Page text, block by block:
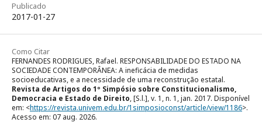
Publicado
2017-01-27
Como Citar
FERNANDES RODRIGUES, Rafael. RESPONSABILIDADE DO ESTADO NA
SOCIEDADE CONTEMPORÂNEA: A ineficácia de medidas
socioeducativas, e a necessidade de uma reconstrução estatal.
Revista de Artigos do 1º Simpósio sobre Constitucionalismo,
Democracia e Estado de Direito, [S.l.], v. 1, n. 1, jan. 2017. Disponível
em: <https://revista.univem.edu.br/1simposioconst/article/view/1186>.
Acesso em: 07 aug. 2026.